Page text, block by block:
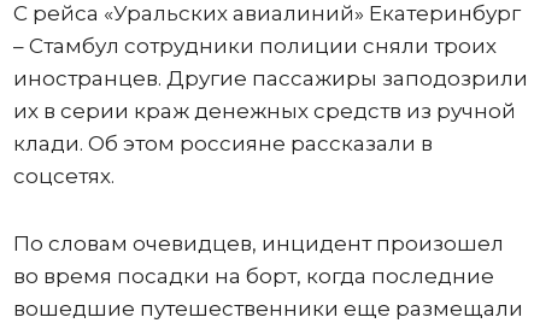
С рейса «Уральских авиалиний» Екатеринбург
– Стамбул сотрудники полиции сняли троих
иностранцев. Другие пассажиры заподозрили
их в серии краж денежных средств из ручной
клади. Об этом россияне рассказали в
соцсетях.
По словам очевидцев, инцидент произошел
во время посадки на борт, когда последние
вошедшие путешественники еще размещали